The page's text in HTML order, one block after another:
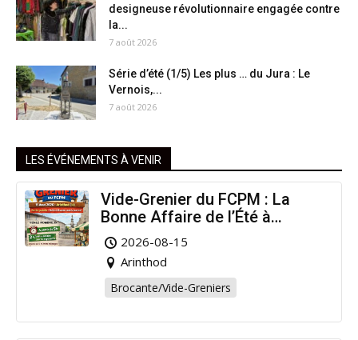
designeuse révolutionnaire engagée contre
la...
7 août 2026
Série d’été (1/5) Les plus … du Jura : Le
Vernois,...
7 août 2026
LES ÉVÉNEMENTS À VENIR
Vide-Grenier du FCPM : La
Bonne Affaire de l’Été à
Arinthod !
2026-08-15
Arinthod
Brocante/Vide-Greniers